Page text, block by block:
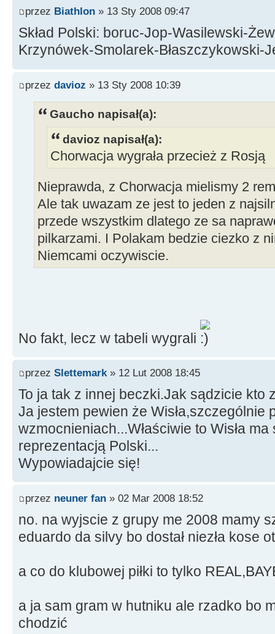
przez Biathlon » 13 Sty 2008 09:47
Skład Polski: boruc-Jop-Wasilewski-
Krzynówek-Smolarek-Błaszczykowski-
przez davioz » 13 Sty 2008 10:39
Gaucho napisał(a):
davioz napisał(a):
Chorwacja wygrała przecież z Rosją
Nieprawda, z Chorwacja mielismy 2
Ale tak uwazam ze jest to jeden z
przede wszystkim dlatego ze sa
pilkarzami. I Polakam bedzie ciezko z
Niemcami oczywiscie.
No fakt, lecz w tabeli wygrali
przez Slettemark» 12 Lut 2008 18:45
To ja tak z innej beczki.Jak sądzicie kto
Ja jestem pewien że Wisła,szczególnie
wzmocnieniach...Właściwie to Wisła
reprezentacją Polski...
Wypowiadajcie się!
przez neuner fan » 02 Mar 2008 18:52
no. na wyjscie z grupy me 2008 mamy
eduardo da silvy bo dostał niezła kose
a co do klubowej piłki to tylko
a ja sam gram w hutniku ale rzadko bo
chodzić